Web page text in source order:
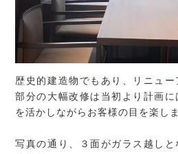
歴史的建造物でもあり、リニュ
部分の大幅改修は当初より計画
を活かしながらお客様の目を楽し
写真の通り、３面がガラス越し